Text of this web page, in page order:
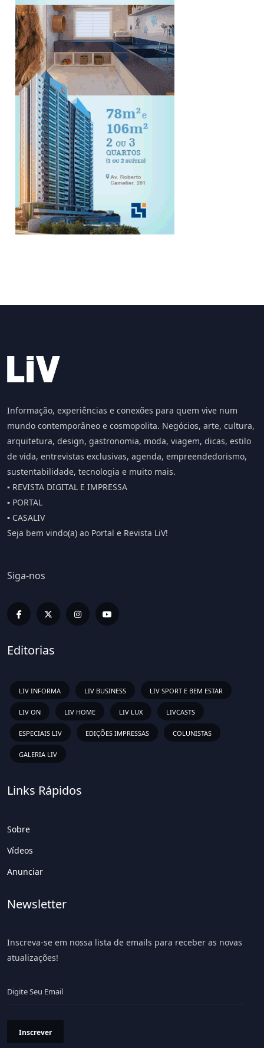
Informação, experiências e conexões para quem vive num
mundo contemporâneo e cosmopolita. Negócios, arte, cultura,
arquitetura, design, gastronomia, moda, viagem, dicas, estilo
de vida, entrevistas exclusivas, agenda, empreendedorismo,
sustentabilidade, tecnologia e muito mais.
▪️ REVISTA DIGITAL E IMPRESSA
▪️ PORTAL
▪️ CASALIV
Seja bem vindo(a) ao Portal e Revista LiV!
Siga-nos
Editorias
LIV INFORMA LIV BUSINESS LIV SPORT E BEM ESTAR
LIV ON LIV HOME LIV LUX LIVCASTS
ESPECIAIS LIV EDIÇÕES IMPRESSAS COLUNISTAS
GALERIA LIV
Links Rápidos
Sobre
Vídeos
Anunciar
Newsletter
Inscreva-se em nossa lista de emails para receber as novas
atualizações!
Inscrever